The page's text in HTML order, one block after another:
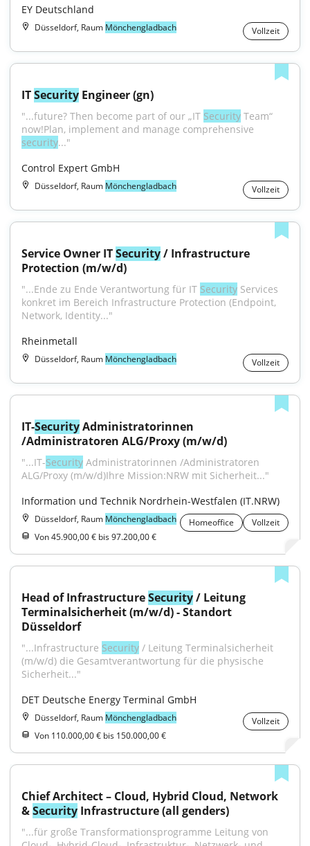
EY Deutschland
Düsseldorf, Raum Mönchengladbach Vollzeit
IT Security Engineer (gn)
"...future? Then become part of our „IT Security Team“
security..."
Control Expert GmbH
Düsseldorf, Raum Mönchengladbach Vollzeit
Service Owner IT Security / Infrastructure
Protection (m/w/d)
"...Ende zu Ende Verantwortung für IT Security Services
konkret im Bereich Infrastructure Protection (Endpoint,
Network, Identity..."
Rheinmetall
Düsseldorf, Raum Mönchengladbach Vollzeit
IT-Security Administratorinnen
/Administratoren ALG/Proxy (m/w/d)
"...IT-Security Administratorinnen /Administratoren
ALG/Proxy (m/w/d)Ihre Mission:NRW mit Sicherheit..."
Information und Technik Nordrhein-Westfalen (IT.NRW)
Düsseldorf, Raum Mönchengladbach Homeoffice
Vollzeit
Von 45.900,00 € bis 97.200,00 €
Head of Infrastructure Security / Leitung
Terminalsicherheit (m/w/d) - Standort
Düsseldorf
"...Infrastructure Security / Leitung Terminalsicherheit
(m/w/d) die Gesamtverantwortung für die physische
Sicherheit..."
DET Deutsche Energy Terminal GmbH
Düsseldorf, Raum Mönchengladbach
Vollzeit
Von 110.000,00 € bis 150.000,00 €
Chief Architect – Cloud, Hybrid Cloud, Network
& Security Infrastructure (all genders)
"...für große Transformationsprogramme Leitung von